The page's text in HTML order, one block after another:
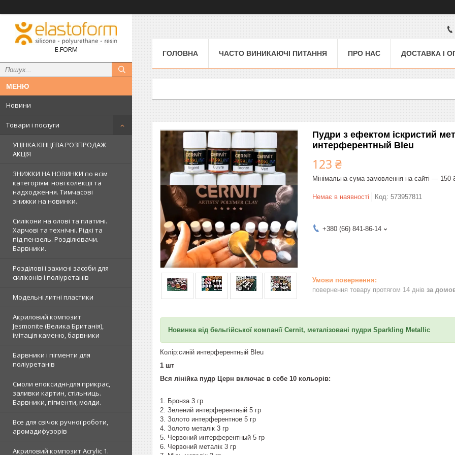
E.FORM
Новини
Товари і послуги
УЦІНКА КІНЦЕВА РОЗПРОДАЖ
АКЦІЯ
ЗНИЖКИ НА НОВИНКИ по всім
категоріям: нові колекцїї та
надходження. Тимчасові
знижки на новинки.
Силікони на олові та платині.
Харчові та технічні. Рідкі та
під пензель. Розділювачи.
Барвники.
Розділові і захисні засоби для
силіконів і поліуретанів
Модельні литні пластики
Акриловий композит
Jesmonite (Велика Британія),
імітація каменю, барвники
Барвники і пігменти для
поліуретанів
Смоли епоксидні-для прикрас,
заливки картин, стільниць.
Барвники, пігменти, молди.
Все для свічок ручної роботи,
аромадифузорів
Акриловий композит Acrylic 1.
ГОЛОВНА ЧАСТО ВИНИКАЮЧІ ПИТАННЯ ПРО НАС ДОСТАВКА І
Пудри з ефектом іскристий
интерферентный Bleu
123 ₴
Мінімальна сума замовлення на сайті — 150
Немає в наявності Код: 573957811
+380 (66) 841-86-14
повернення товару протягом 14 днів за
Новинка від бельгійської компанії Cernit, металізовані пудри Sparkling Metallic
Колір:синій интерферентный Bleu
1 шт
Вся лінійка пудр Церн включає в себе 10 кольорів:
1. Бронза 3 гр
2. Зелений интерферентный 5 гр
3. Золото интерферентное 5 гр
4. Золото металік 3 гр
5. Червоний интерферентный 5 гр
6. Червоний металік 3 гр